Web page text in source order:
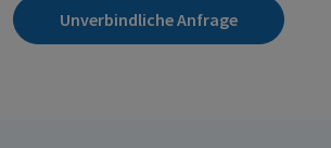
Unverbindliche Anfrage